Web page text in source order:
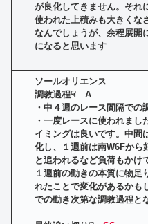
が良化してきません。それ
使われた上積みも大きくな
なんでしょうが、余程展開
になると思います
ソールオリエンス
調教過程☟ A
・中４週のレース間隔での
・一度レースに使われま
イミングは良いです。中間
化し、１週前は南W6Fから
と追われるなど負荷もかけ
１週前の動きの本質に物足
れたことで変化があるかも
での動き次第な調教過程と